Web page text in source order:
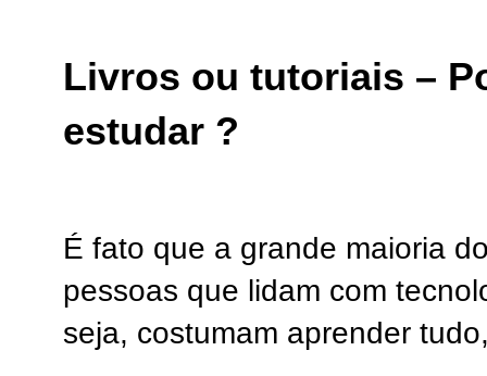
Livros ou tutoriais –
estudar ?
É fato que a grande maioria
pessoas que lidam com
seja, costumam aprender